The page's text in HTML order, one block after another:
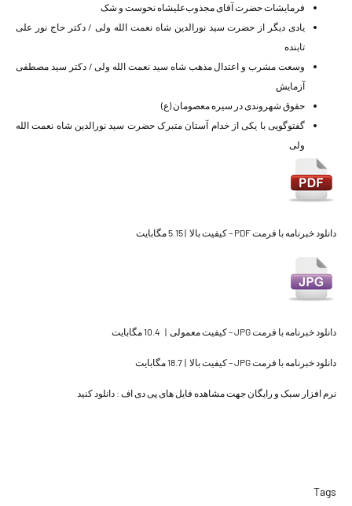
فرمایشات حضرت آقای مجذوب‌علیشاه نحوست و شک
یادی دیگر از حضرت سید نورالدین شاه نعمت الله ولی / دکتر حاج نور علی
تابنده
وسعت مشرب و اعتدال مذهب شاه سید نعمت الله ولی / دکتر سید مصطفی
آزمایش
حقوق شهروندی در سیره معصومان (ع)
گفتوگویی با یکی از خدام آستان متبرک حضرت سید نورالدین شاه نعمت الله
ولی
دانلود خبرنامه با فرمت PDF – کیفیت بالا | 5.15 مگابایت
دانلود خبرنامه با فرمت JPG – کیفیت معمولی | 10.4 مگابایت
دانلود خبرنامه با فرمت JPG – کیفیت بالا | 18.7 مگابایت
نرم افزار سبک و رایگان جهت مشاهده فایل های پی دی اف : دانلود کنید
Tags